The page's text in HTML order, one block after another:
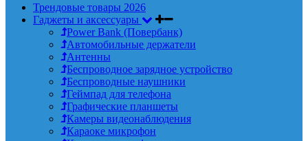
Трендовые товары 2026
Гаджеты и аксессуары
Power Bank (Повербанк)
Автомобильные держатели
Антенны
Беспроводное зарядное устройство
Беспроводные наушники
Геймпад для телефона
Графические планшеты
Камеры видеонаблюдения
Караоке микрофон